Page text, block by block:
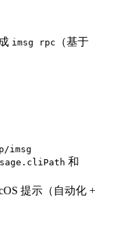
imsg rpc
（基于
imsg
和
提示（自动化 +